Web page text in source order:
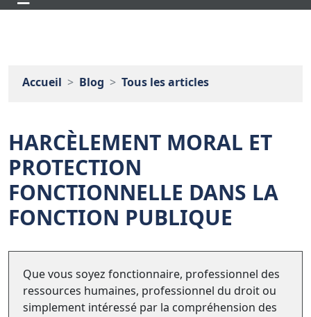
Accueil Blog Tous les articles
HARCÈLEMENT MORAL ET
PROTECTION
FONCTIONNELLE DANS LA
FONCTION PUBLIQUE
Que vous soyez fonctionnaire, professionnel des
ressources humaines, professionnel du droit ou
simplement intéressé par la compréhension des